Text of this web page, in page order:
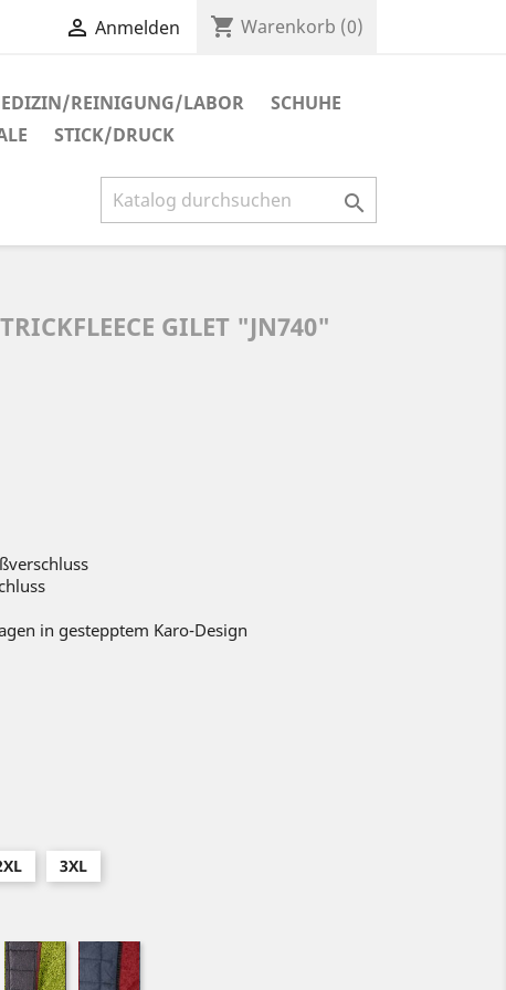
 Anmelden shopping_cart Warenkorb (0)
REINIGUNG/LABOR
SCHUHE
STICK/DRUCK

GILET "JN740"
in gestepptem Karo-Design
3XL
anthracite
kiwi
melange/anthracite
red